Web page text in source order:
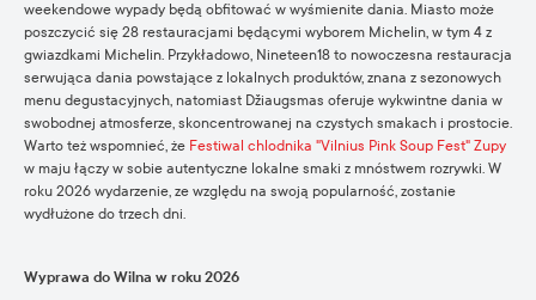
weekendowe wypady będą obfitować w wyśmienite dania. Miasto może
poszczycić się 28 restauracjami będącymi wyborem Michelin, w tym 4 z
gwiazdkami Michelin. Przykładowo, Nineteen18 to nowoczesna restauracja
serwująca dania powstające z lokalnych produktów, znana z sezonowych
menu degustacyjnych, natomiast Džiaugsmas oferuje wykwintne dania w
swobodnej atmosferze, skoncentrowanej na czystych smakach i prostocie.
Warto też wspomnieć, że Festiwal chlodnika "Vilnius Pink Soup Fest" Zupy
w maju łączy w sobie autentyczne lokalne smaki z mnóstwem rozrywki. W
roku 2026 wydarzenie, ze względu na swoją popularność, zostanie
wydłużone do trzech dni.
Wyprawa do Wilna w roku 2026